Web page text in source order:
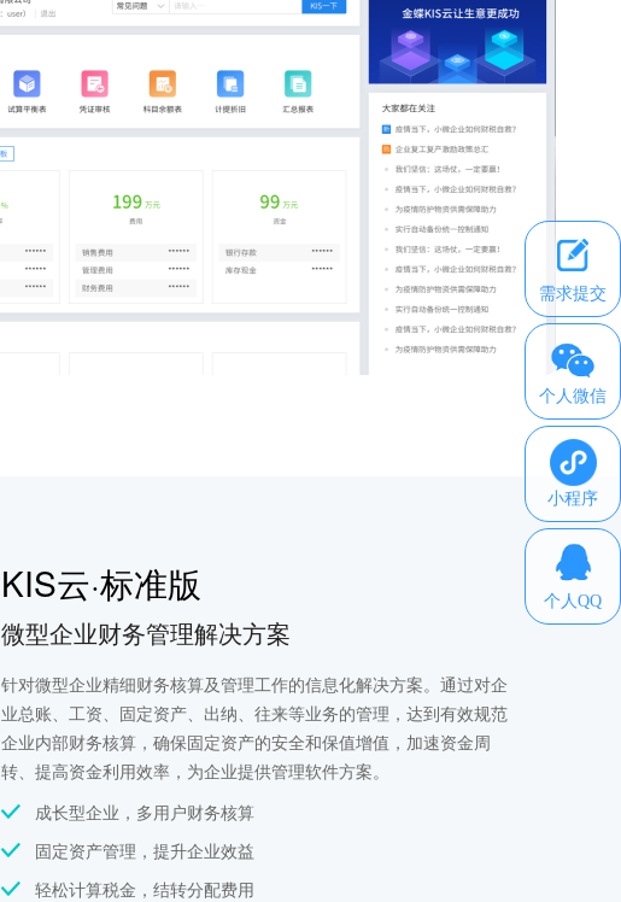
KIS云·标准版
微型企业财务管理解决方案
针对微型企业精细财务核算及管理工作的信息化解决方案。通过对企
业总账、工资、固定资产、出纳、往来等业务的管理，达到有效规范
企业内部财务核算，确保固定资产的安全和保值增值，加速资金周
转、提高资金利用效率，为企业提供管理软件方案。
成长型企业，多用户财务核算
固定资产管理，提升企业效益
轻松计算税金，结转分配费用
需求提交
个人微信
小程序
个人QQ